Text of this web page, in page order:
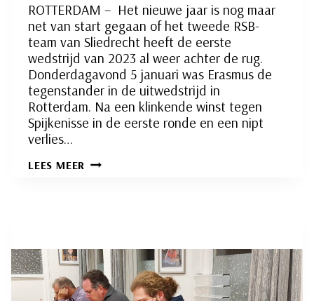
ROTTERDAM – Het nieuwe jaar is nog maar
net van start gegaan of het tweede RSB-
team van Sliedrecht heeft de eerste
wedstrijd van 2023 al weer achter de rug.
Donderdagavond 5 januari was Erasmus de
tegenstander in de uitwedstrijd in
Rotterdam. Na een klinkende winst tegen
Spijkenisse in de eerste ronde en een nipt
verlies…
LEES MEER GOED